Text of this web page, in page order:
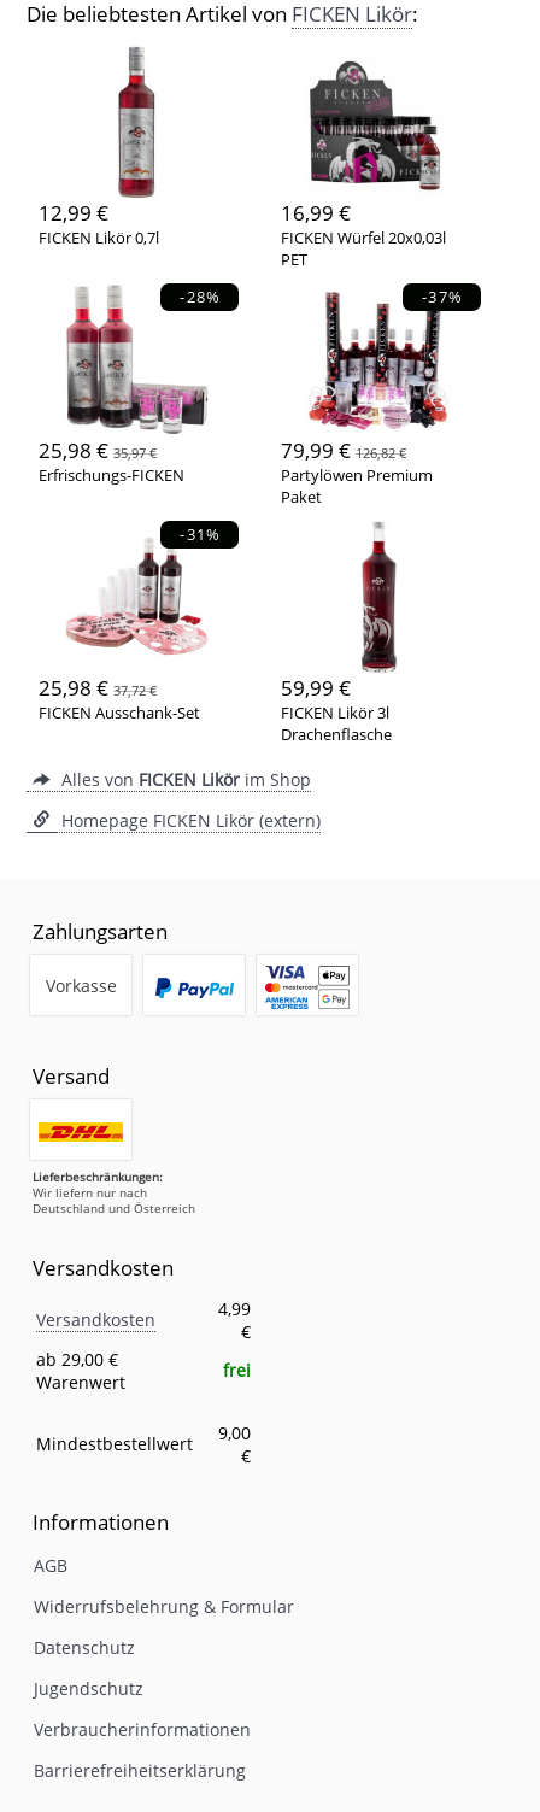
Die beliebtesten Artikel von FICKEN Likör:
12,99 €
FICKEN Likör 0,7l
16,99 €
FICKEN Würfel 20x0,03l
PET
-28%
25,98 €35,97 €
Erfrischungs-FICKEN
-37%
79,99 € 126,82 €
Partylöwen Premium
Paket
-31%
25,98 €37,72 €
FICKEN Ausschank-Set
59,99 €
FICKEN Likör 3l
Drachenflasche
Alles von FICKEN Likör im Shop
Homepage FICKEN Likör (extern)
Zahlungsarten
Vorkasse
Versand
Lieferbeschränkungen:
Wir liefern nur nach
Deutschland und Österreich
Versandkosten
Eigenschaft
Versandkosten
4,99
€
ab 29,00 €
Warenwert
frei
Mindestbestellwert
9,00
€
Informationen
AGB
Widerrufsbelehrung & Formular
Datenschutz
Jugendschutz
Verbraucherinformationen
Barrierefreiheitserklärung